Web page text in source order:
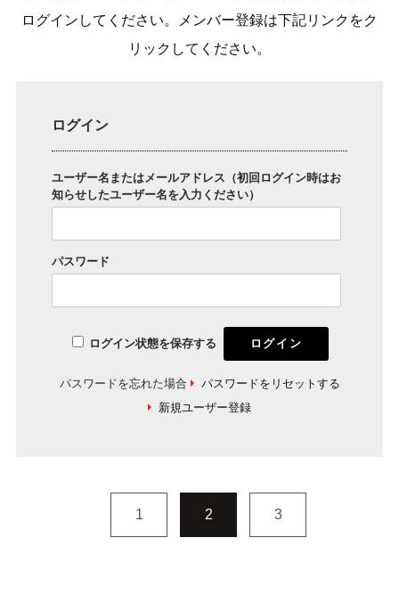
ログインしてください。メンバー登録は下記リンクをク
リックしてください。
ログイン
ユーザー名またはメールアドレス（初回ログイン時はお
知らせしたユーザー名を入力ください）
パスワード
ログイン状態を保存する
パスワードを忘れた場合
パスワードをリセットする
新規ユーザー登録
1 2 3